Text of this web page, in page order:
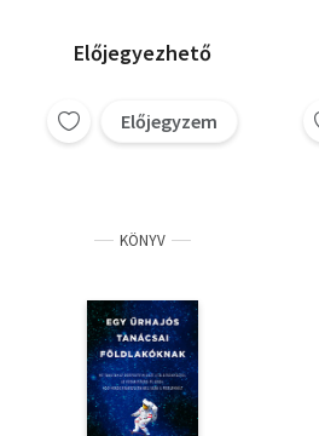
Előjegyezhető
Előjegyzem
KÖNYV